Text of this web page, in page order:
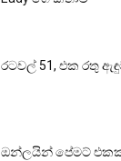
රටවල් 51, එක රතු
ඔන්ලයින් පේමට්